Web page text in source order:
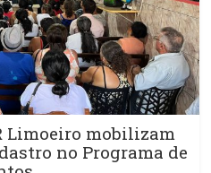
Limoeiro mobilizam
no Programa de